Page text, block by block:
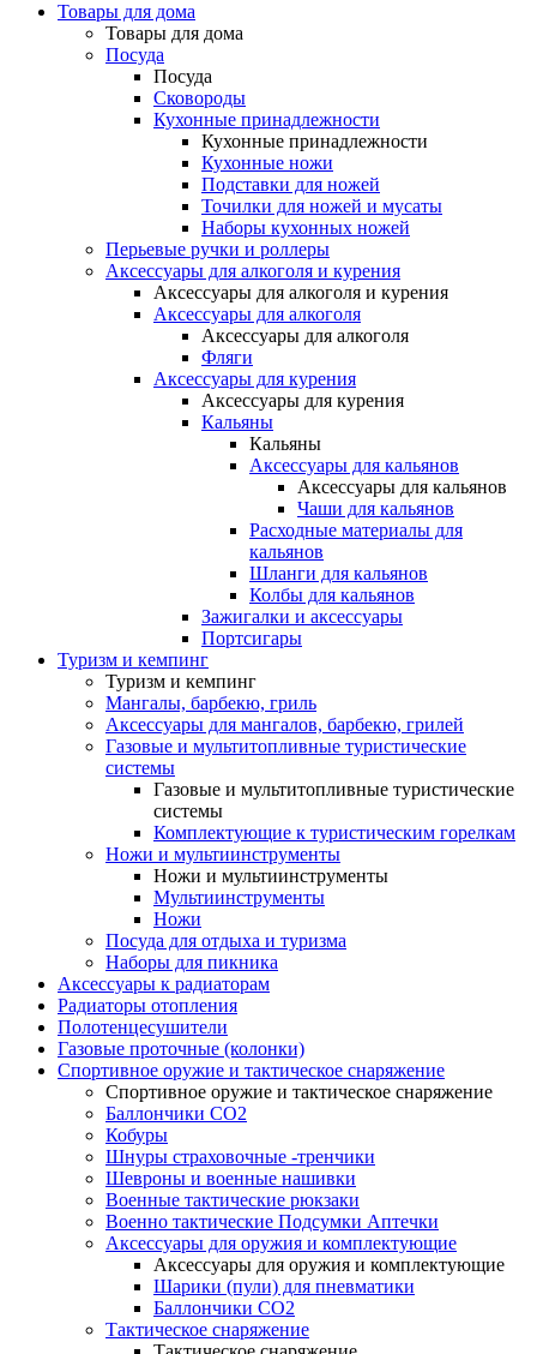
Товары для дома
Товары для дома
Посуда
Посуда
Сковороды
Кухонные принадлежности
Кухонные принадлежности
Кухонные ножи
Подставки для ножей
Точилки для ножей и мусаты
Наборы кухонных ножей
Перьевые ручки и роллеры
Аксессуары для алкоголя и курения
Аксессуары для алкоголя и курения
Аксессуары для алкоголя
Аксессуары для алкоголя
Фляги
Аксессуары для курения
Аксессуары для курения
Кальяны
Кальяны
Аксессуары для кальянов
Аксессуары для кальянов
Чаши для кальянов
Расходные материалы для
кальянов
Шланги для кальянов
Колбы для кальянов
Зажигалки и аксессуары
Портсигары
Туризм и кемпинг
Туризм и кемпинг
Мангалы, барбекю, гриль
Аксессуары для мангалов, барбекю, грилей
Газовые и мультитопливные туристические
системы
Газовые и мультитопливные туристические
системы
Комплектующие к туристическим горелкам
Ножи и мультиинструменты
Ножи и мультиинструменты
Мультиинструменты
Ножи
Посуда для отдыха и туризма
Наборы для пикника
Аксессуары к радиаторам
Радиаторы отопления
Полотенцесушители
Газовые проточные (колонки)
Спортивное оружие и тактическое снаряжение
Спортивное оружие и тактическое снаряжение
Баллончики CO2
Кобуры
Шнуры страховочные -тренчики
Шевроны и военные нашивки
Военные тактические рюкзаки
Военно тактические Подсумки Аптечки
Аксессуары для оружия и комплектующие
Аксессуары для оружия и комплектующие
Шарики (пули) для пневматики
Баллончики CO2
Тактическое снаряжение